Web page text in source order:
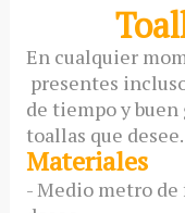
En cualquier
presentes
de tiempo y buen
toallas que desee.
Materiales
- Medio metro